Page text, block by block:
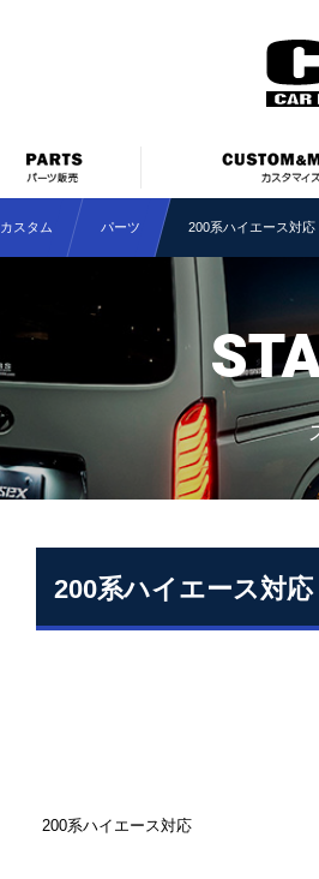
カスタム パーツ 200系ハイエース
200系ハイエース
200系ハイエース対応 ウェ